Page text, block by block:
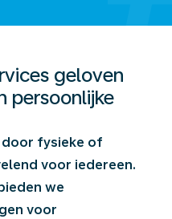
geloven
persoonlijke
door fysieke of
voor iedereen.
we
voor